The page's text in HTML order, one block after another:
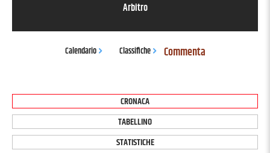
Arbitro
Calendario Classifiche Commenta
CRONACA
TABELLINO
STATISTICHE